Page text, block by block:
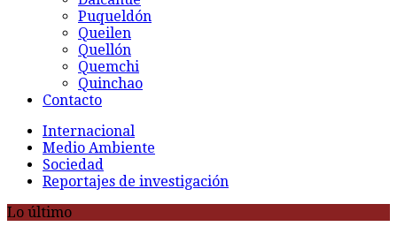
Puqueldón
Queilen
Quellón
Quemchi
Quinchao
Contacto
Internacional
Medio Ambiente
Sociedad
Reportajes de investigación
Lo último